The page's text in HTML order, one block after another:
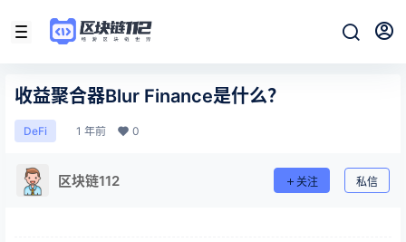
收益聚合器Blur Finance是什么？
DeFi 1 年前 0
区块链112 关注 私信